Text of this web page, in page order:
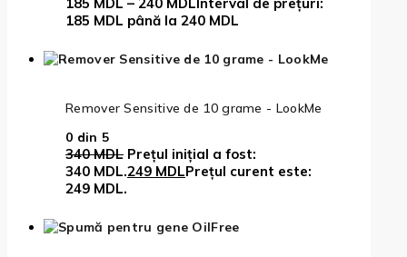
185 MDL până la 240 MDL
Remover Sensitive de 10 grame - LookMe
0 din 5
340MDL Prețul inițial a fost:
340 MDL.249 MDLPrețul curent este:
249 MDL.